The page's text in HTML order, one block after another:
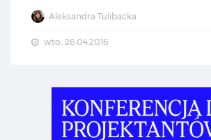
Aleksandra Tulibacka
wto., 26.04.2016